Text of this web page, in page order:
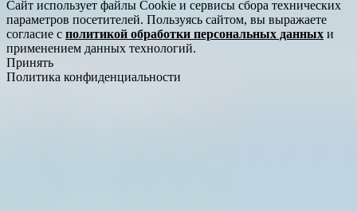
Сайт использует файлы Cookie и сервисы сбора технических
параметров посетителей. Пользуясь сайтом, вы выражаете
согласие с политикой обработки персональных данных и
применением данных технологий.
Принять
Политика конфиденциальности